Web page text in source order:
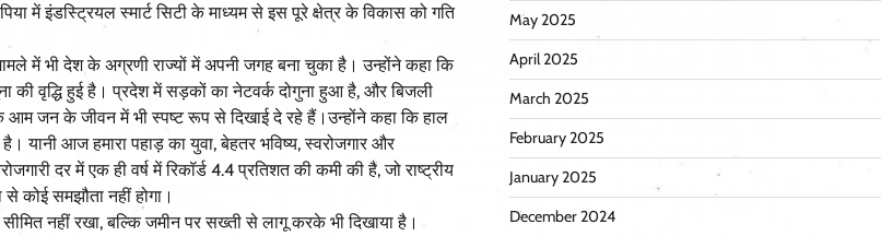
में इंडस्ट्रियल स्मार्ट सिटी के माध्यम से इस पूरे क्षेत्र के विकास को गति
में भी देश के अग्रणी राज्यों में अपनी जगह बना चुका है। उन्होंने कहा कि
वृद्धि हुई है। प्रदेश में सड़कों का नेटवर्क दोगुना हुआ है, और बिजली
आम जन के जीवन में भी स्पष्ट रूप से दिखाई दे रहे हैं।उन्होंने कहा कि हाल
यानी आज हमारा पहाड़ का युवा, बेहतर भविष्य, स्वरोजगार और
दर में एक ही वर्ष में रिकॉर्ड 4.4 प्रतिशत की कमी की है, जो राष्ट्रीय
कोई समझौता नहीं होगा।
नहीं रखा, बल्कि जमीन पर सख्ती से लागू करके भी दिखाया है।
May 2025
April 2025
March 2025
February 2025
January 2025
December 2024